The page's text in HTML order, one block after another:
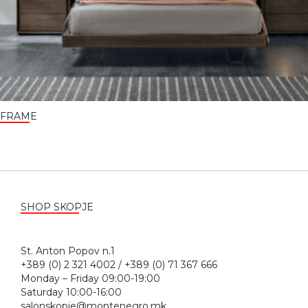
FRAME
SHOP SKOPJE
St. Anton Popov n.1
+389 (0) 2 321 4002 / +389 (0) 71 367 666
Monday – Friday 09:00-19:00
Saturday 10:00-16:00